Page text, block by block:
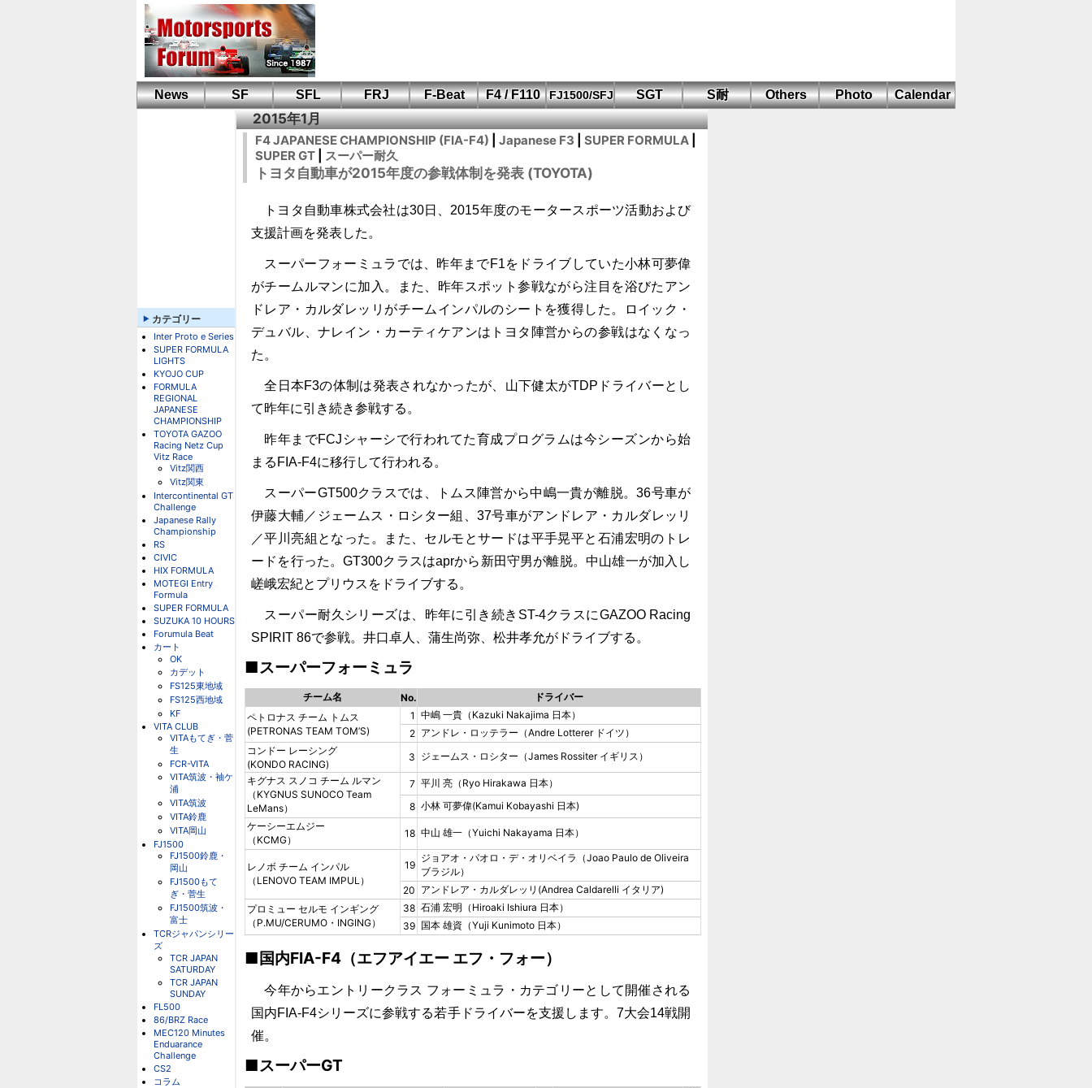
News SF SFL FRJ F-Beat
F4 / F110
FIA-F4
F110 CUP
FJ1500/SFJ
鈴鹿・岡山
もてぎ・菅生
筑波・冨士
Aポリス
SFJ D-Cup
SFJ日本一
SGT S耐 Others Photo Calendar
カテゴリー
Inter Proto e Series
SUPER FORMULA
LIGHTS
KYOJO CUP
FORMULA
REGIONAL
JAPANESE
CHAMPIONSHIP
TOYOTA GAZOO
Racing Netz Cup
Vitz Race
Vitz関西
Vitz関東
Intercontinental GT
Challenge
Japanese Rally
Championship
RS
CIVIC
HIX FORMULA
MOTEGI Entry
Formula
SUPER FORMULA
SUZUKA 10 HOURS
Forumula Beat
カート
OK
カデット
FS125東地域
FS125西地域
KF
VITA CLUB
VITAもてぎ・菅
生
FCR-VITA
VITA筑波・袖ケ
浦
VITA筑波
VITA鈴鹿
VITA岡山
FJ1500
FJ1500鈴鹿・
岡山
FJ1500もて
ぎ・菅生
FJ1500筑波・
富士
TCRジャパンシリー
ズ
TCR JAPAN
SATURDAY
TCR JAPAN
SUNDAY
FL500
86/BRZ Race
MEC120 Minutes
Enduarance
Challenge
CS2
コラム
2015年1月
F4 JAPANESE CHAMPIONSHIP (FIA-F4) Japanese F3 SUPER FORMULA
SUPER GT
スーパー耐久
トヨタ自動車が2015年度の参戦体制を発表 (TOYOTA)
トヨタ自動車株式会社は30日、2015年度のモータースポーツ活動および
支援計画を発表した。
スーパーフォーミュラでは、昨年までF1をドライブしていた小林可夢偉
がチームルマンに加入。また、昨年スポット参戦ながら注目を浴びたアン
ドレア・カルダレッリがチームインパルのシートを獲得した。ロイック・
デュバル、ナレイン・カーティケアンはトヨタ陣営からの参戦はなくなっ
た。
全日本F3の体制は発表されなかったが、山下健太がTDPドライバーとし
て昨年に引き続き参戦する。
昨年までFCJシャーシで行われてた育成プログラムは今シーズンから始
まるFIA-F4に移行して行われる。
スーパーGT500クラスでは、トムス陣営から中嶋一貴が離脱。36号車が
伊藤大輔／ジェームス・ロシター組、37号車がアンドレア・カルダレッリ
／平川亮組となった。また、セルモとサードは平手晃平と石浦宏明のトレ
ードを行った。GT300クラスはaprから新田守男が離脱。中山雄一が加入し
嵯峨宏紀とプリウスをドライブする。
スーパー耐久シリーズは、昨年に引き続きST-4クラスにGAZOO Racing
SPIRIT 86で参戦。井口卓人、蒲生尚弥、松井孝允がドライブする。
■スーパーフォーミュラ
チーム名 No.
ドライバー
ペトロナス チーム トムス
(PETRONAS TEAM TOM’S)
1 中嶋 一貴（Kazuki Nakajima 日本）
2 アンドレ・ロッテラー（Andre Lotterer ドイツ）
コンドー レーシング
(KONDO RACING)
3 ジェームス・ロシター（James Rossiter イギリス）
キグナス スノコ チーム ルマン
（KYGNUS SUNOCO Team
LeMans）
7 平川 亮（Ryo Hirakawa 日本）
8 小林 可夢偉(Kamui Kobayashi 日本)
ケーシーエムジー
（KCMG）
18 中山 雄一（Yuichi Nakayama 日本）
レノボ チーム インパル
（LENOVO TEAM IMPUL）
19
ジョアオ・パオロ・デ・オリベイラ（Joao Paulo de Oliveira
ブラジル）
20 アンドレア・カルダレッリ(Andrea Caldarelli イタリア)
プロミュー セルモ インギング
（P.MU/CERUMO・INGING）
38 石浦 宏明（Hiroaki Ishiura 日本）
39 国本 雄資（Yuji Kunimoto 日本）
■国内FIA-F4（エフアイエー エフ・フォー）
今年からエントリークラス フォーミュラ・カテゴリーとして開催される
国内FIA-F4シリーズに参戦する若手ドライバーを支援します。7大会14戦開
催。
■スーパーGT